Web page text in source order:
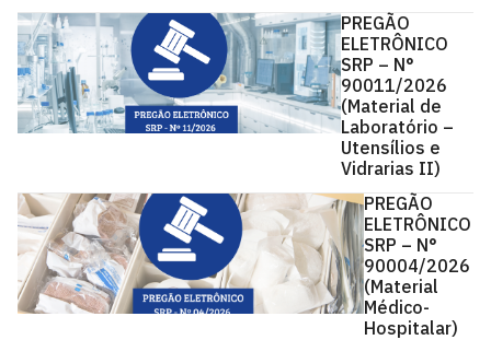
PREGÃO
ELETRÔNICO
SRP – N°
90011/2026
(Material de
Laboratório –
Utensílios e
Vidrarias II)
PREGÃO
ELETRÔNICO
SRP – N°
90004/2026
(Material
Médico-
Hospitalar)